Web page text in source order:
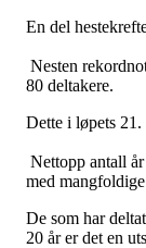
En del
Nesten
80 deltakere.
Dette i løpets 21.
Nettopp antall
med
De som har
20 år er det en